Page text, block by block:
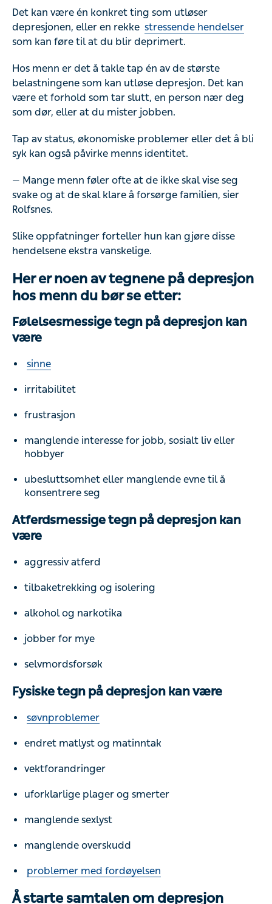
Det kan være én konkret ting som utløser
depresjonen, eller en rekke stressende hendelser
som kan føre til at du blir deprimert.
Hos menn er det å takle tap én av de største
belastningene som kan utløse depresjon. Det kan
være et forhold som tar slutt, en person nær deg
som dør, eller at du mister jobben.
Tap av status, økonomiske problemer eller det å bli
syk kan også påvirke menns identitet.
— Mange menn føler ofte at de ikke skal vise seg
svake og at de skal klare å forsørge familien, sier
Rolfsnes.
Slike oppfatninger forteller hun kan gjøre disse
hendelsene ekstra vanskelige.
Her er noen av tegnene på depresjon
hos menn du bør se etter:
Følelsesmessige tegn på depresjon kan
være
sinne
irritabilitet
frustrasjon
manglende interesse for jobb, sosialt liv eller
hobbyer
ubesluttsomhet eller manglende evne til å
konsentrere seg
Atferdsmessige tegn på depresjon kan
være
aggressiv atferd
tilbaketrekking og isolering
alkohol og narkotika
jobber for mye
selvmordsforsøk
Fysiske tegn på depresjon kan være
søvnproblemer
endret matlyst og matinntak
vektforandringer
uforklarlige plager og smerter
manglende sexlyst
manglende overskudd
problemer med fordøyelsen
Å starte samtalen om depresjon